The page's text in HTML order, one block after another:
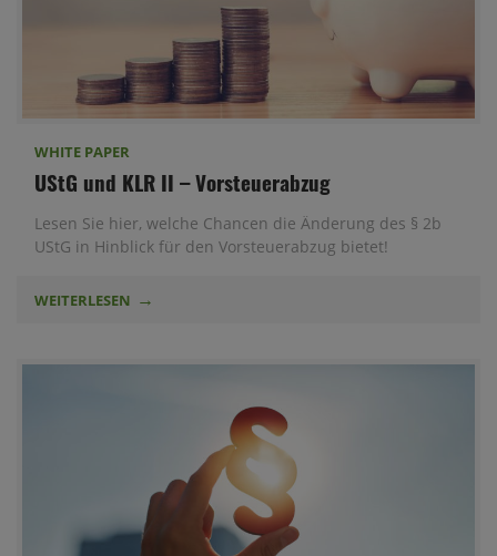
WHITE PAPER
UStG und KLR II – Vorsteuerabzug
Lesen Sie hier, welche Chancen die Änderung des § 2b
UStG in Hinblick für den Vorsteuerabzug bietet!
WEITERLESEN